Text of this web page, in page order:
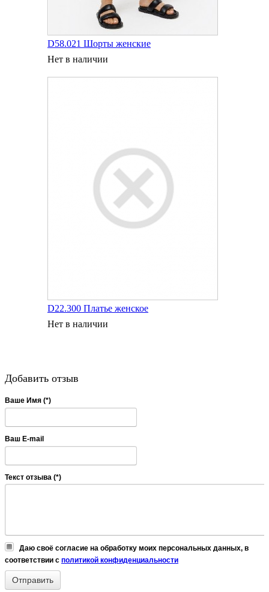
D58.021 Шорты женские
Нет в наличии
D22.300 Платье женское
Нет в наличии
Добавить отзыв
Ваше Имя (*)
Ваш E-mail
Текст отзыва (*)
Даю своё согласие на обработку моих персональных данных, в
соответствии с политикой конфиденциальности